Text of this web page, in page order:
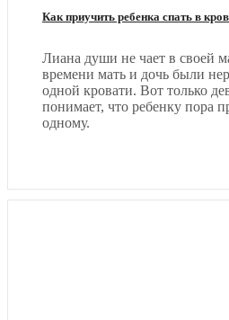
Как приучить ребенка спать в
Лиана души не чает в своей
времени мать и дочь были
одной кровати. Вот только
понимает, что ребенку пора
одному.